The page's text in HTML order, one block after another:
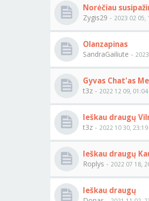
Norėčiau
Zygis29 - 2023 02 05,
Olanzapinas
SandraGailiute -
Gyvas Chat'as
t3z - 2022 12 09, 01:04
Ieškau draugų
t3z - 2022 10 30, 23:19
Ieškau draugų
Roplys - 2022 07 18,
Ieškau draugų